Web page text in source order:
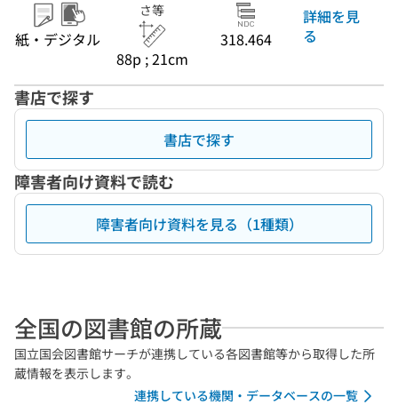
紙・デジタル
さ等
88p ; 21cm
318.464
詳細を見
る
書店で探す
書店で探す
障害者向け資料で読む
障害者向け資料を見る（1種類）
全国の図書館の所蔵
国立国会図書館サーチが連携している各図書館等から取得した所
蔵情報を表示します。
連携している機関・データベースの一覧